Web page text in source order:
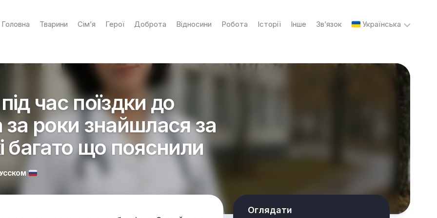
Головна Тварини Сім’я Герої Доброта Відносини Робота Історії Інше Зв’язок Українська
English
час поїздки до
за роки знайшлася за
багато що пояснили
Оглядати